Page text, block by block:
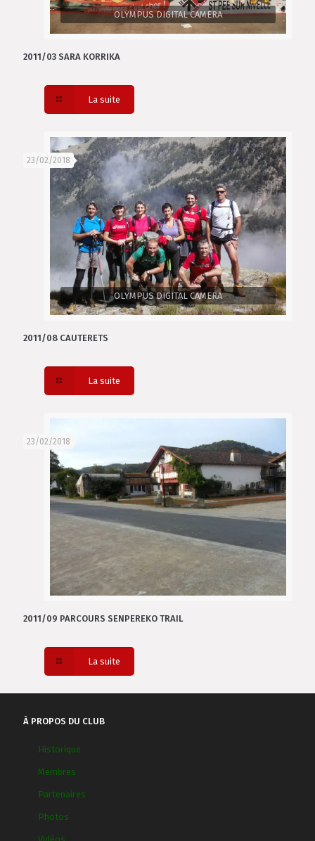
OLYMPUS DIGITAL CAMERA
2011/03 SARA KORRIKA
La suite
OLYMPUS DIGITAL CAMERA
23/02/2018
2011/08 CAUTERETS
La suite
23/02/2018
2011/09 PARCOURS SENPEREKO TRAIL
La suite
À PROPOS DU CLUB
Historique
Membres
Partenaires
Photos